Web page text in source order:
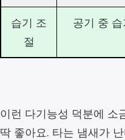
습기 조
절
공기 중
이런 다기능성 덕분에 소
딱 좋아요. 타는 냄새가